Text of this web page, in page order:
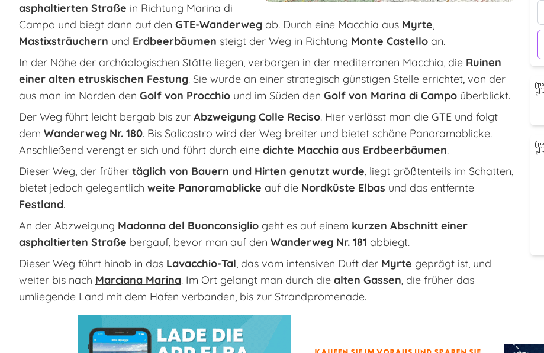
asphaltierten Straße in Richtung Marina di
Campo und biegt dann auf den GTE-Wanderweg ab. Durch eine Macchia aus Myrte,
Mastixsträuchern und Erdbeerbäumen steigt der Weg in Richtung Monte Castello an.
In der Nähe der archäologischen Stätte liegen, verborgen in der mediterranen Macchia, die Ruinen
einer alten etruskischen Festung. Sie wurde an einer strategisch günstigen Stelle errichtet, von der
aus man im Norden den Golf von Procchio und im Süden den Golf von Marina di Campo überblickt.
Der Weg führt leicht bergab bis zur Abzweigung Colle Reciso. Hier verlässt man die GTE und folgt
dem Wanderweg Nr. 180. Bis Salicastro wird der Weg breiter und bietet schöne Panoramablicke.
Anschließend verengt er sich und führt durch eine dichte Macchia aus Erdbeerbäumen.
Dieser Weg, der früher täglich von Bauern und Hirten genutzt wurde, liegt größtenteils im Schatten,
bietet jedoch gelegentlich weite Panoramablicke auf die Nordküste Elbas und das entfernte
Festland.
An der Abzweigung Madonna del Buonconsiglio geht es auf einem kurzen Abschnitt einer
asphaltierten Straße bergauf, bevor man auf den Wanderweg Nr. 181 abbiegt.
Dieser Weg führt hinab in das Lavacchio-Tal, das vom intensiven Duft der Myrte geprägt ist, und
weiter bis nach Marciana Marina. Im Ort gelangt man durch die alten Gassen, die früher das
umliegende Land mit dem Hafen verbanden, bis zur Strandpromenade.